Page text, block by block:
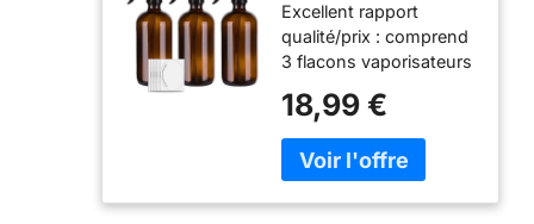
vides en verre
ambré de 500 ml
pour le nettoyage,
les cheveux, le
jardinage et les
huiles
essentielles,
gâchette réglable
Excellent rapport
qualité/prix : comprend
3 flacons vaporisateurs
ml, 3 pulvérisateurs
noirs à gâchette et 6
autocollants.
CONCEPTION DE BUSE
DE PULVÉRISATION
18,99 €